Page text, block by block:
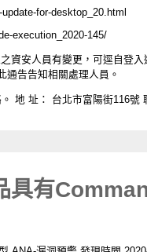
for-desktop_20.html
execution_2020-145/
資安人員有變更，可逕自登入
通告告知相關處理人員。
地 址： 台北市富陽街116號
具有